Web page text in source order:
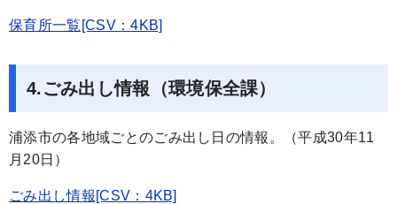
保育所一覧[CSV：4KB]
4.ごみ出し情報（環境保全課）
浦添市の各地域ごとのごみ出し日の情報。（平成30年11
月20日）
ごみ出し情報[CSV：4KB]